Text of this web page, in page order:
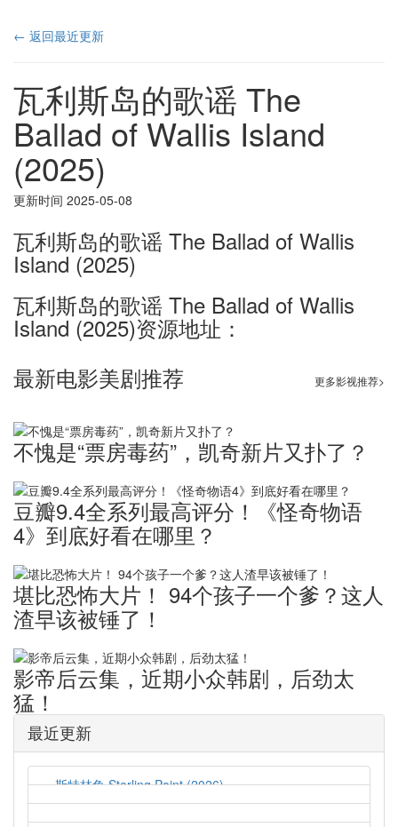
← 返回最近更新
瓦利斯岛的歌谣 The
Ballad of Wallis Island
(2025)
更新时间 2025-05-08
瓦利斯岛的歌谣 The Ballad of Wallis
Island (2025)
瓦利斯岛的歌谣 The Ballad of Wallis
Island (2025)资源地址：
最新电影美剧推荐
更多影视推荐>
不愧是“票房毒药”，凯奇新片又扑了？
豆瓣9.4全系列最高评分！《怪奇物语
4》到底好看在哪里？
堪比恐怖大片！ ​94个孩子一个爹？这人
渣早该被锤了！
影帝后云集，近期小众韩剧，后劲太
猛！
最近更新
斯特林角 Sterling Point (2026)
2026-08-05
猛尸一家亲 Lockbox (2026)